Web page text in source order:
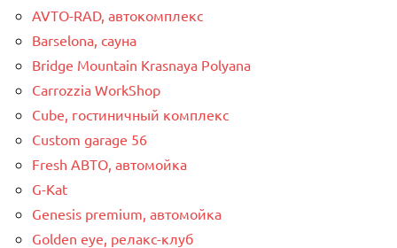
AVTO-RAD, автокомплекс
Barselona, сауна
Bridge Mountain Krasnaya Polyana
Carrozzia WorkShop
Cube, гостиничный комплекс
Custom garage 56
Fresh АВТО, автомойка
G-Kat
Genesis premium, автомойка
Golden eye, релакс-клуб